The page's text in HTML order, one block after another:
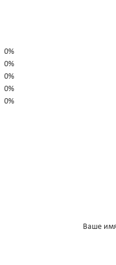
0%
0%
0%
0%
0%
Ваше